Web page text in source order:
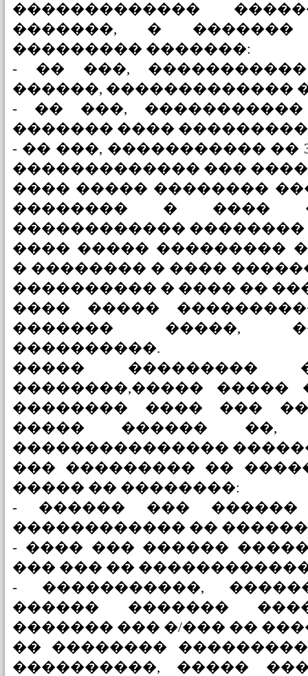
�������������
�������, �
��������� �������:
- �� ���,
������, �������������
- �� ���,
������� ����
- �� ���, ����������� ��
������������� ���
���� ����� ��������
�������� � ����
������������ ��������
���� ����� ���������
� �������� � ����
���������� � ���� ��
���� �����
������� �����,
����������.
����� ���������
��������,����� �����
�������� ���� ���
����� ������
���������������
��� ��������� ��
����� �� ��������:
- ������ ��� ������
������������ ��
- ���� ��� ������
��� ��� ��
- �����������,
������ �������
������� ��� �/��� ��
�� ��������
����������, �����